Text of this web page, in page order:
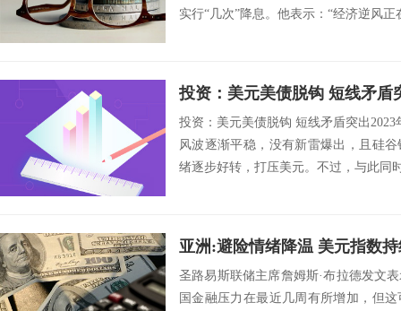
实行“几次”降息。他表示：“经济逆风正
投资：美元美债脱钩 短线矛盾
投资：美元美债脱钩 短线矛盾突出
风波逐渐平稳，没有新雷爆出，且硅
绪逐步好转，打压美元。不过，与此同
亚洲:避险情绪降温 美元指数
圣路易斯联储主席詹姆斯·布拉德发文
国金融压力在最近几周有所增加，但